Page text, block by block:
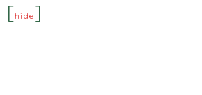
[hide]